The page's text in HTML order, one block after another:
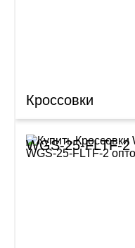
Кроссовки
WGS-25-FLTF-2